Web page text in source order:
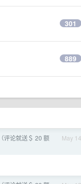
301
889
May 14
评论就送＄ 20 额